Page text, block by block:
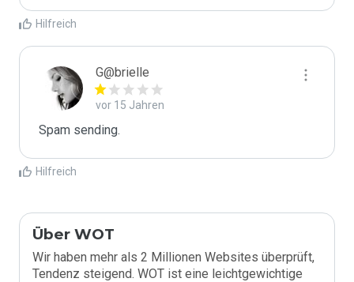
Hilfreich
G@brielle
vor 15 Jahren
Spam sending.
Hilfreich
Über WOT
Wir haben mehr als 2 Millionen Websites überprüft,
Tendenz steigend. WOT ist eine leichtgewichtige